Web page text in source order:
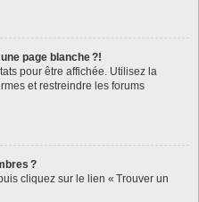
page blanche ?!
pour être affichée. Utilisez la
et restreindre les forums
?
cliquez sur le lien « Trouver un